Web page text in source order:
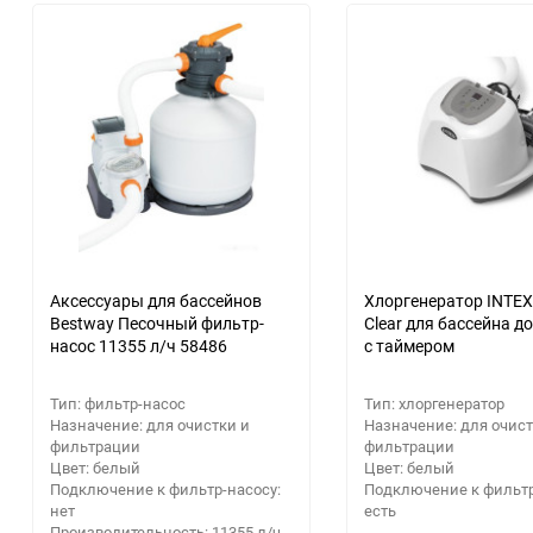
Аксессуары для крупной
бытовой и встраиваемой
Посуда, кухонная утварь
Освещение
Новый год
Бытовая химия
Парковочные радары
Гаджеты
Видеонаблюдение
Аккумуляторные батарейки
Электрика и свет
Стройматериалы
Строительный
инструмент
Сварочное оборудование
Сантехника
Ручной инструмент
Расходные материалы
Приемники цифрового ТВ
Кабели для AV-аппаратуры
Информационные панели
Звуковые панели и колонки
Домашние кинотеатры
Аксессуары для экшн-камер
30
60
Аксессуары для бассейнов
Bestway Песочный фильтр-
насос 11355 л/ч 58486
Тип: фильтр-насос
Назначение: для очистки и
фильтрации
Цвет: белый
Подключение к фильтр-насосу:
нет
Хлоргенератор
Clear для бассейна
с таймером
Тип: хлоргенератор
Назначение: для
фильтрации
Цвет: белый
Подключение к
есть